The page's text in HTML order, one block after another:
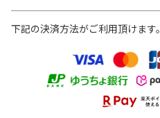
下記の決済方法がご利用頂けます。